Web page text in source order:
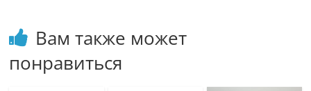
Вам также может
понравиться